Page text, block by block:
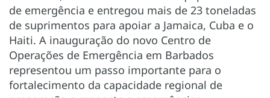
de emergência e entregou mais de 23 toneladas
de suprimentos para apoiar a Jamaica, Cuba e o
Haiti. A inauguração do novo Centro de
Operações de Emergência em Barbados
representou um passo importante para o
fortalecimento da capacidade regional de